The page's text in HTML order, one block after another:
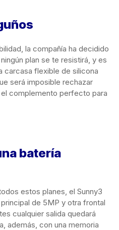
la compañía ha decidido
plan se te resistirá, y es
carcasa flexible de silicona
será imposible rechazar
complemento perfecto para
batería
estos planes, el Sunny3
de 5MP y otra frontal
cualquier salida quedará
además, con una memoria